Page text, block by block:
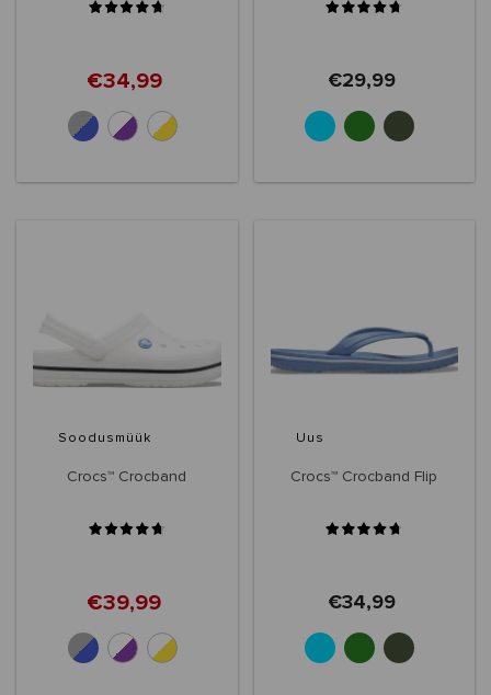
€34,99 €29,99
Soodusmüük
Crocs™ Crocband
€39,99
Uus
Crocs™ Crocband Flip
€34,99